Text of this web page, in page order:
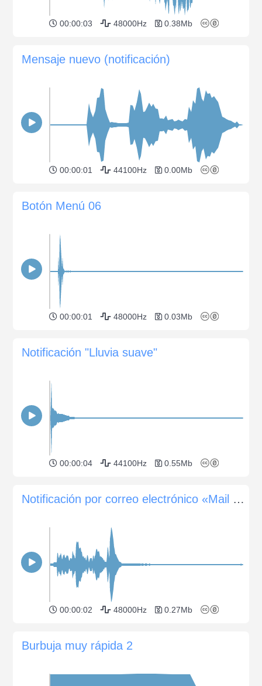
00:00:03 48000Hz 0.38Mb
Mensaje nuevo (notificación)
00:00:01 44100Hz 0.00Mb
Botón Menú 06
00:00:01 48000Hz 0.03Mb
Notificación "Lluvia suave"
00:00:04 44100Hz 0.55Mb
Notificación por correo electrónico «Mail Tap»
00:00:02 48000Hz 0.27Mb
Burbuja muy rápida 2